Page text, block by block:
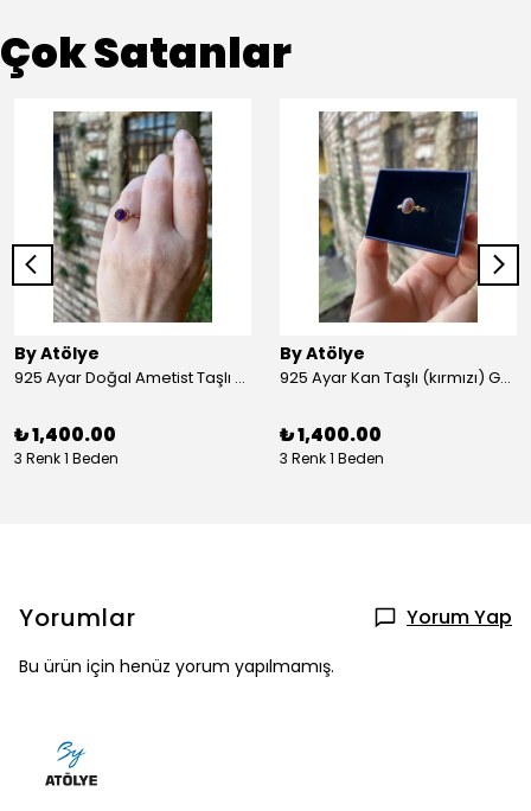
Çok Satanlar
By Atölye
925 Ayar Doğal Ametist Taşlı Yuvarlak Gümüş Yüzük
₺ 1,400.00
3 Renk 1 Beden
By Atölye
925 Ayar Kan Taşlı (kırmızı) Gümüş Yüzük
₺ 1,400.00
3 Renk 1 Beden
Yorumlar Yorum Yap
Bu ürün için henüz yorum yapılmamış.